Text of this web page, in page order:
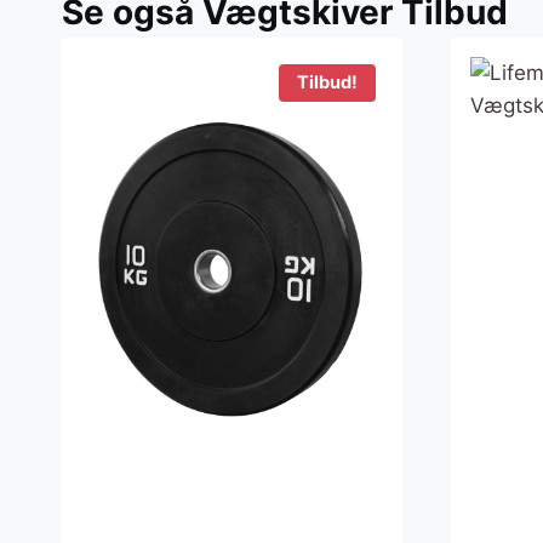
Se også Vægtskiver Tilbud
Tilbud!